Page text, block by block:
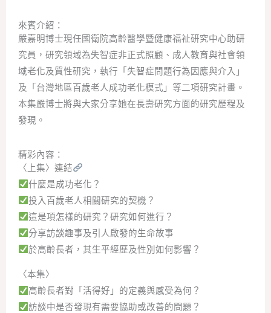
來賓介紹：
嚴嘉明博士現任國衛院高齡醫學暨健康福祉研究中心助研
究員，研究領域為失智症非正式照顧、成人教育與社會領
域老化及質性研究，執行「失智症問題行為因應與介入」
及「台灣地區百歲老人成功老化模式」等二項研究計畫。
本集嚴博士將與大家分享她在長壽研究方面的研究歷程及
發現。
精彩內容：
〈上集〉 連結
什麼是成功老化？
投入百歲老人相關研究的契機？
這是項怎樣的研究？研究如何進行？
分享訪談趣事及引人啟發的生命故事
於高齡長者，其生平經歷及性別如何影響？
〈本集〉
高齡長者對「活得好」的定義與感受為何？
訪談中是否發現有需要協助或改善的問題？